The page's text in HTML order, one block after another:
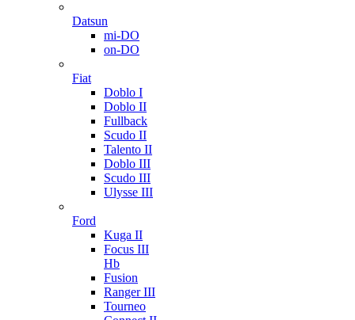
Datsun
mi-DO
on-DO
Fiat
Doblo I
Doblo II
Fullback
Scudo II
Talento II
Doblo III
Scudo III
Ulysse III
Ford
Kuga II
Focus III
Hb
Fusion
Ranger III
Tourneo